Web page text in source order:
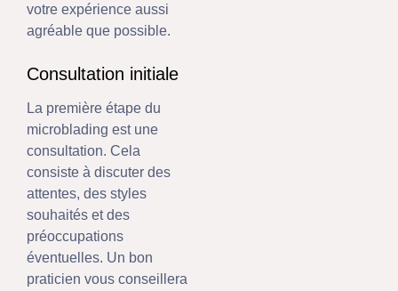
votre expérience aussi
agréable que possible.
Consultation initiale
La première étape du
microblading est une
consultation. Cela
consiste à discuter des
attentes, des styles
souhaités et des
préoccupations
éventuelles. Un bon
praticien vous conseillera